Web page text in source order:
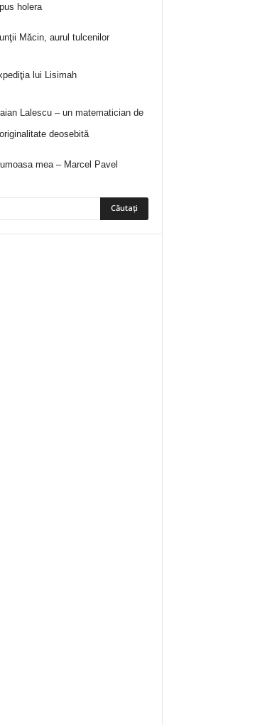
holera
Măcin, aurul tulcenilor
lui Lisimah
Lalescu – un matematician de
deosebită
mea – Marcel Pavel